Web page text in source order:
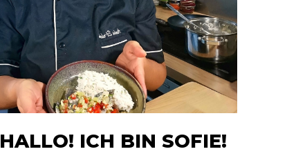
HALLO! ICH BIN SOFIE!